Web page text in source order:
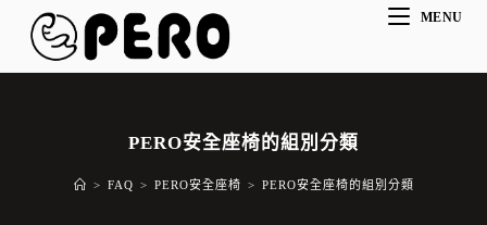
MENU
PERO安全座椅的組別分類
> FAQ > PERO安全座椅 > PERO安全座椅的組別分類